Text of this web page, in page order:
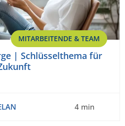
MITARBEITENDE & TEAM
| Schlüsselthema für
4 min